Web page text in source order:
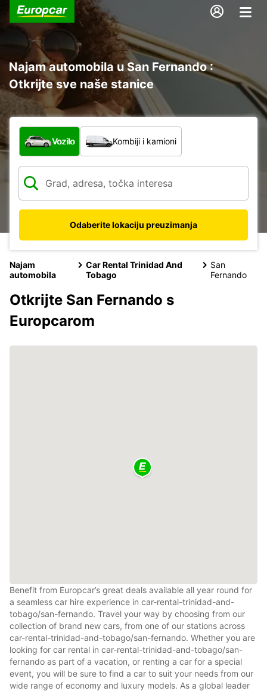
Najam automobila u San Fernando :
Otkrijte sve naše stanice
Koja vrsta vozila?
Vozilo Kombiji i kamioni
Odaberite lokaciju preuzimanja
Najam
automobila
Car Rental Trinidad And
Tobago
San
Fernando
Otkrijte San Fernando s
Europcarom
Benefit from Europcar’s great deals available all year round for
a seamless car hire experience in car-rental-trinidad-and-
tobago/san-fernando. Travel your way by choosing from our
collection of brand new cars, from one of our stations across
car-rental-trinidad-and-tobago/san-fernando. Whether you are
looking for car rental in car-rental-trinidad-and-tobago/san-
fernando as part of a vacation, or renting a car for a special
event, you will be sure to find a car to suit your needs from our
wide range of economy and luxury models. As a global leader